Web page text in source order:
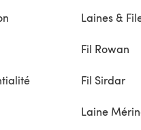
Laines &
Fil Rowan
Fil Sirdar
Laine